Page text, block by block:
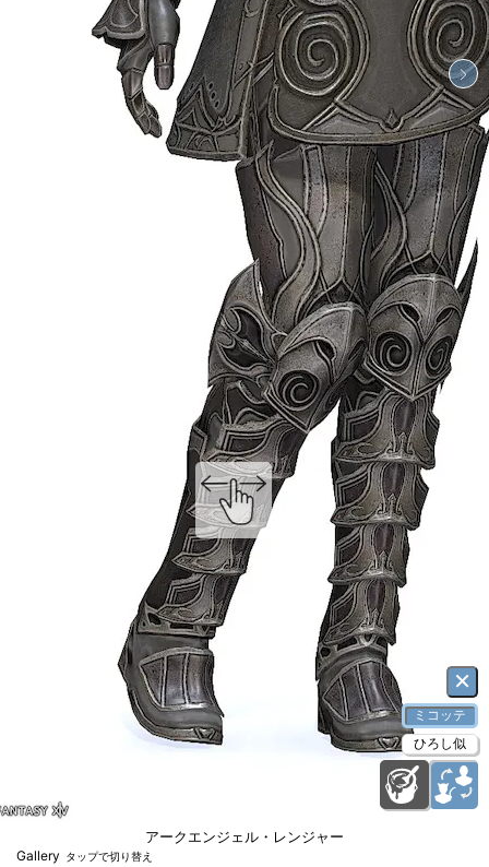
アークエンジェル・レンジャー
×
ミコッテ
ひろし似
Gallery タップで切り替え